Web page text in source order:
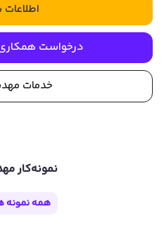
درخواست همکاری
خدمات
نمونه‌کار
همه نمونه